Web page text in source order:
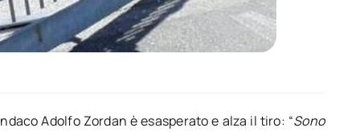
Adolfo Zordan è esasperato e alza il tiro: “Sono